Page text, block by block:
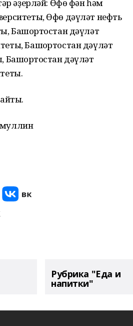
әҙерләй: Өфө фән һәм
Өфө дәүләт нефть
Башҡортостан дәүләт
Башҡортостан дәүләт
Башҡортостан дәүләт
Рубрика "Еда и
напитки"